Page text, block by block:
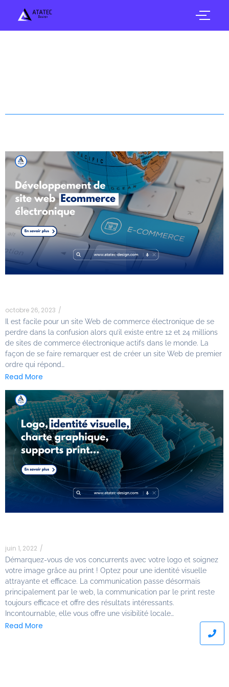
octobre 26, 2023 /
Il est facile pour un site Web de commerce électronique de se
perdre dans la confusion alors qu’il existe entre 12 et 24 millions
de sites de commerce électronique actifs dans le monde. La
façon de se faire remarquer est de créer un site Web de premier
ordre qui répond…
Read More
juin 1, 2022 /
Démarquez-vous de vos concurrents avec votre logo et soignez
votre image grâce au print ! Optez pour une identité visuelle
attrayante et efficace. La communication passe désormais
principalement par le web, la communication par le print reste
toujours efficace et offre des résultats intéressants.
Incontournable, elle vous offre une visibilité locale…
Read More